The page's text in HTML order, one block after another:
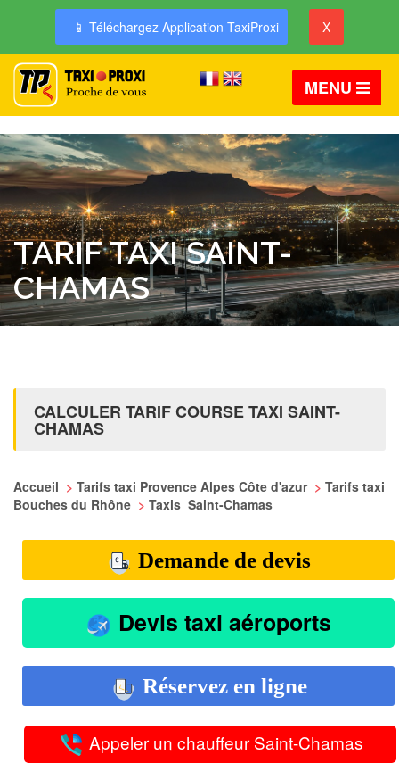
📱 Téléchargez Application TaxiProxi X
MENU
TARIF TAXI SAINT-
CHAMAS
CALCULER TARIF COURSE TAXI SAINT-
CHAMAS
Accueil > Tarifs taxi Provence Alpes Côte d'azur > Tarifs taxi
Bouches du Rhône > Taxis Saint-Chamas
Demande de devis
Devis taxi aéroports
Réservez en ligne
Appeler un chauffeur Saint-Chamas